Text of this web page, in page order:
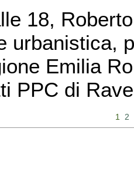
18,
urbanistica,
Emilia
PPC di
1 2